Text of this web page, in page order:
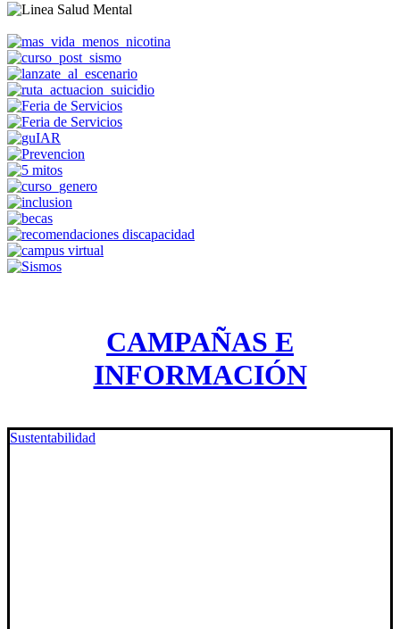
CAMPAÑAS E
INFORMACIÓN
Sustentabilidad